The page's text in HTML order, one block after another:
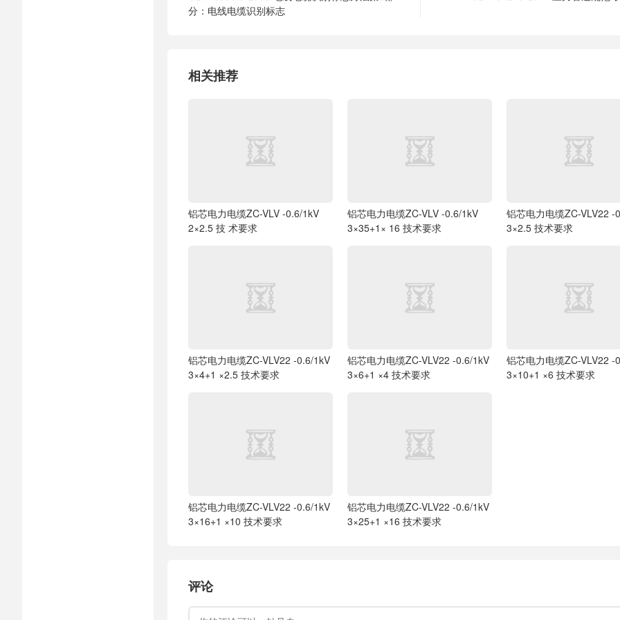
分：电线电缆识别标志
相关推荐
铝芯电力电缆ZC-VLV -0.6/1kV
2×2.5 技 术要求
铝芯电力电缆ZC-VLV -0.6/1kV
3×35+1× 16 技术要求
铝芯电力电缆ZC-VLV22 -
3×2.5 技术要求
铝芯电力电缆ZC-VLV22 -0.6/1kV
3×4+1 ×2.5 技术要求
铝芯电力电缆ZC-VLV22 -0.6/1kV
3×6+1 ×4 技术要求
铝芯电力电缆ZC-VLV22 -
3×10+1 ×6 技术要求
铝芯电力电缆ZC-VLV22 -0.6/1kV
3×16+1 ×10 技术要求
铝芯电力电缆ZC-VLV22 -0.6/1kV
3×25+1 ×16 技术要求
评论